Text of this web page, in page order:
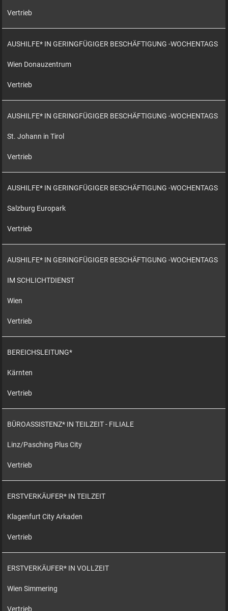
Vertrieb
AUSHILFE* IN GERINGFÜGIGER BESCHÄFTIGUNG -WOCHENTAGS
Wien Donauzentrum
Vertrieb
AUSHILFE* IN GERINGFÜGIGER BESCHÄFTIGUNG -WOCHENTAGS
St. Johann in Tirol
Vertrieb
AUSHILFE* IN GERINGFÜGIGER BESCHÄFTIGUNG -WOCHENTAGS
Salzburg Europark
Vertrieb
AUSHILFE* IN GERINGFÜGIGER BESCHÄFTIGUNG -WOCHENTAGS
IM SCHLICHTDIENST
Wien
Vertrieb
BEREICHSLEITUNG*
Kärnten
Vertrieb
BÜROASSISTENZ* IN TEILZEIT - FILIALE
Linz/Pasching Plus City
Vertrieb
ERSTVERKÄUFER* IN TEILZEIT
Klagenfurt City Arkaden
Vertrieb
ERSTVERKÄUFER* IN VOLLZEIT
Wien Simmering
Vertrieb